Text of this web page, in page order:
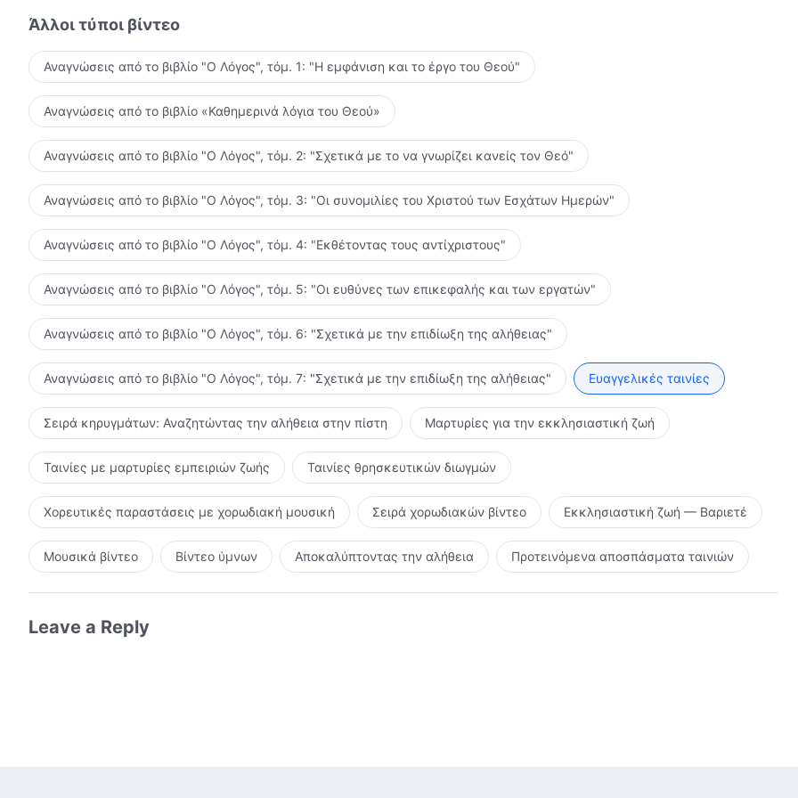
διεφθαρμένης του διάθεσης. Αισθάνεται ότι έχει κερδίσει τόσο πολλά και ότι παρευρίσκεται πραγματικά στο
δείπνο της βασιλείας των ουρανών.
Άλλοι τύποι βίντεο
Αναγνώσεις από το βιβλίο "Ο Λόγος", τόμ. 1: "Η εμφάνιση και το έργο του Θεού"
Αναγνώσεις από το βιβλίο «Καθημερινά λόγια του Θεού»
Αναγνώσεις από το βιβλίο "Ο Λόγος", τόμ. 2: "Σχετικά με το να γνωρίζει κανείς τον Θεό"
Αναγνώσεις από το βιβλίο "Ο Λόγος", τόμ. 3: "Οι συνομιλίες του Χριστού των Εσχάτων Ημερών"
Αναγνώσεις από το βιβλίο "Ο Λόγος", τόμ. 4: "Εκθέτοντας τους αντίχριστους"
Αναγνώσεις από το βιβλίο "Ο Λόγος", τόμ. 5: "Οι ευθύνες των επικεφαλής και των εργατών"
Αναγνώσεις από το βιβλίο "Ο Λόγος", τόμ. 6: "Σχετικά με την επιδίωξη της αλήθειας"
Αναγνώσεις από το βιβλίο "Ο Λόγος", τόμ. 7: "Σχετικά με την επιδίωξη της αλήθειας" Ευαγγελικές ταινίες
Σειρά κηρυγμάτων: Αναζητώντας την αλήθεια στην πίστη Μαρτυρίες για την εκκλησιαστική ζωή
Ταινίες με μαρτυρίες εμπειριών ζωής Ταινίες θρησκευτικών διωγμών
Χορευτικές παραστάσεις με χορωδιακή μουσική Σειρά χορωδιακών βίντεο Εκκλησιαστική ζωή — Βαριετέ
Μουσικά βίντεο Βίντεο ύμνων Αποκαλύπτοντας την αλήθεια Προτεινόμενα αποσπάσματα ταινιών
Leave a Reply